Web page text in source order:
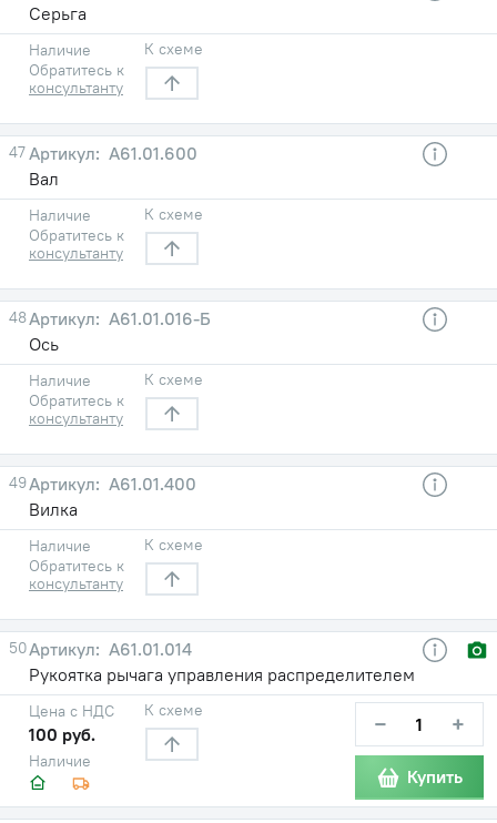
Серьга
Наличие
Обратитесь к
консультанту
К схеме
47
А61.01.600
Вал
Наличие
Обратитесь к
консультанту
К схеме
48
А61.01.016-Б
Ось
Наличие
Обратитесь к
консультанту
К схеме
49
А61.01.400
Вилка
Наличие
Обратитесь к
консультанту
К схеме
50
А61.01.014
Рукоятка рычага управления распределителем
Наличие
Цена с НДС
100 руб.
К схеме − +
Купить